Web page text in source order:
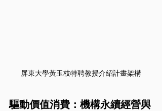
屏東大學黃玉枝特聘教授介紹計畫架構
驅動價值消費：機構永續經營與